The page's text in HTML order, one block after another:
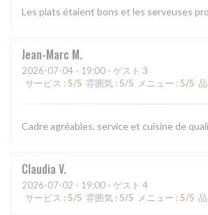
Les plats étaient bons et les serveuses
Jean-Marc M
2026-07-04 - 19:00 - ゲスト 3
サービス : 5/5 雰囲気 : 5/5 メニュー : 5/5
Cadre agréables, service et cuisine de
Claudia V
2026-07-02 - 19:00 - ゲスト 4
サービス : 5/5 雰囲気 : 5/5 メニュー : 5/5